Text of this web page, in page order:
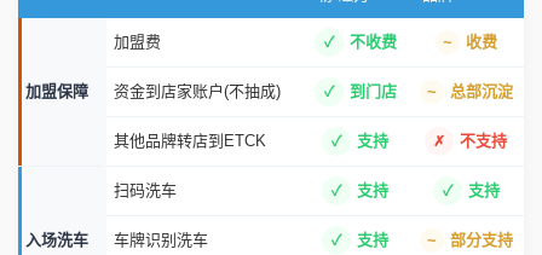
加盟保障
加盟费 不收费 收费
资金到店家账户(不抽成) 到门店 总部沉淀
其他品牌转店到ETCK 支持 不支持
入场洗车
扫码洗车 支持 支持
车牌识别洗车 支持 部分支持